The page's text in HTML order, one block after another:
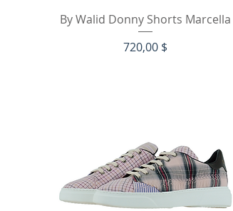
Schnellansicht
By Walid Donny Shorts Marcella
Preis
720,00 $